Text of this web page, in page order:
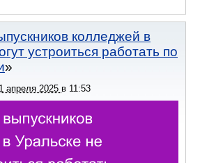
колледжей в
устроиться работать по
апреля 2025 в 11:53